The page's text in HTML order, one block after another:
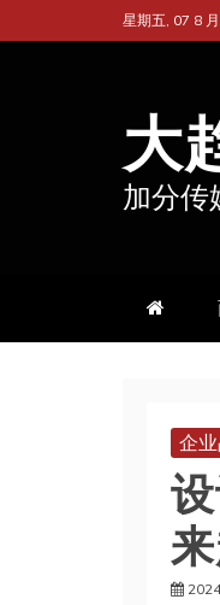
至
星期五, 07 8
大
加分传
企